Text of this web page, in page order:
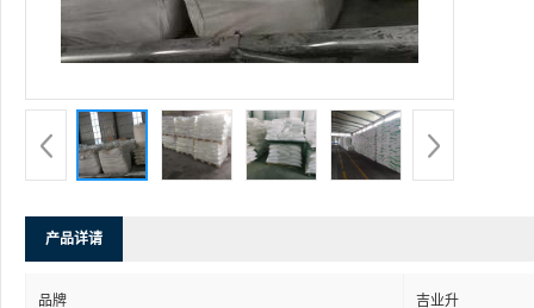
产品详请
品牌 吉业升